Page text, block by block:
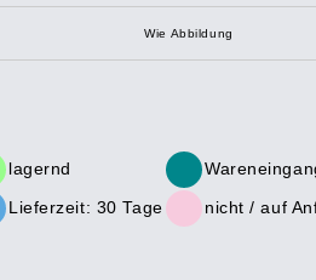
Wie Abbildung
lagernd
Lieferzeit: 30 Tage
nicht /auf